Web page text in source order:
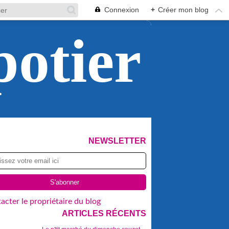
Connexion + Créer mon blog
NEWSLETTER
le propriétaire du blog
ARTICLES RÉCENTS